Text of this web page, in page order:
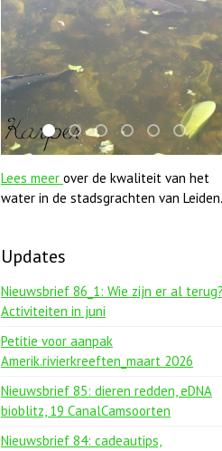
smoelenboek fifi en karper
mei2021jun2021 28 brasem
jun2021 zaklv
karper
Lees meer over de kwaliteit van het
water in de stadsgrachten van Leiden.
Updates
Nieuwsbrief 86_1: Wie zijn er al terug?
Activiteiten in juni
Petitie voor aanpak
Amerik.rivierkreeften_maart 2026
Nieuwsbrief 85: dieren redden, eDNA
bioblitz, 19 CanalCamsoorten
Nieuwsbrief 84: cadeautips,